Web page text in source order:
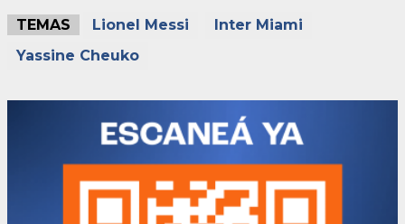
TEMAS Lionel Messi
Inter Miami
Yassine Cheuko